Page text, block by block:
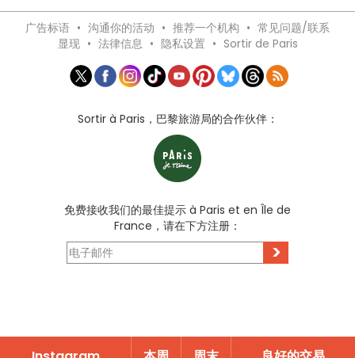
广告标语 • 沟通你的活动 • 推荐一个机构 • 常见问题/联系
显现 • 法律信息 • 隐私设置 • Sortir de Paris
Sortir à Paris，巴黎旅游局的合作伙伴：
免费接收我们的最佳提示 à Paris et en Île de
France，请在下方注册：
>